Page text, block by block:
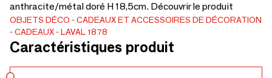
anthracite/métal doré H 18,5cm. Découvrir le produit
OBJETS DÉCO
CADEAUX ET ACCESSOIRES DE DÉCORATION
CADEAUX
LAVAL 1878
Caractéristiques produit